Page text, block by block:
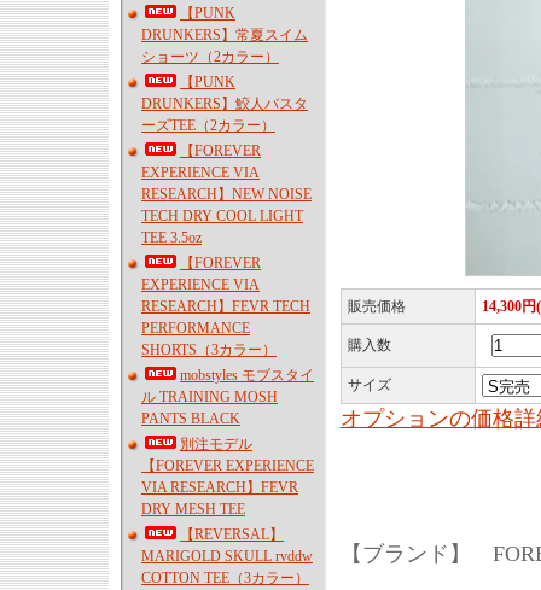
【PUNK
DRUNKERS】常夏スイム
ショーツ（2カラー）
【PUNK
DRUNKERS】鮫人バスタ
ーズTEE（2カラー）
【FOREVER
EXPERIENCE VIA
RESEARCH】NEW NOISE
TECH DRY COOL LIGHT
TEE 3.5oz
【FOREVER
EXPERIENCE VIA
RESEARCH】FEVR TECH
PERFORMANCE
SHORTS（3カラー）
mobstyles モブスタイ
ル TRAINING MOSH
PANTS BLACK
別注モデル
【FOREVER EXPERIENCE
VIA RESEARCH】FEVR
DRY MESH TEE
【REVERSAL】
MARIGOLD SKULL rvddw
COTTON TEE（3カラー）
販売価格 14,300
購入数
サイズ
オプションの価格
【ブランド】